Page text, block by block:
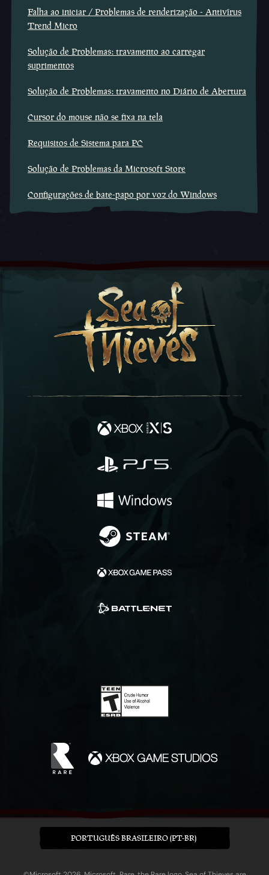
Falha ao iniciar / Problemas de renderização - Antivírus
Trend Micro
Solução de Problemas: travamento ao carregar
suprimentos
Solução de Problemas: travamento no Diário de Abertura
Cursor do mouse não se fixa na tela
Requisitos de Sistema para PC
Solução de Problemas da Microsoft Store
Configurações de bate-papo por voz do Windows
PORTUGUÊS BRASILEIRO (PT-BR)